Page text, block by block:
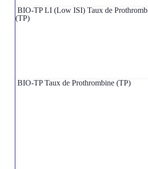
BIO-TP LI (Low ISI) Taux de
(TP)
BIO-TP Taux de Prothrombine (TP)